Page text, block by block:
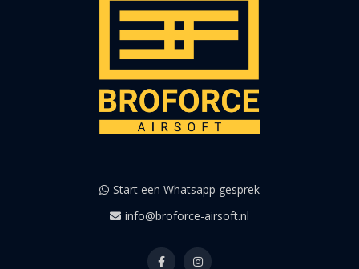
Start een Whatsapp gesprek
info@broforce-airsoft.nl